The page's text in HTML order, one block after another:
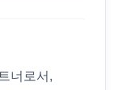
너로서,